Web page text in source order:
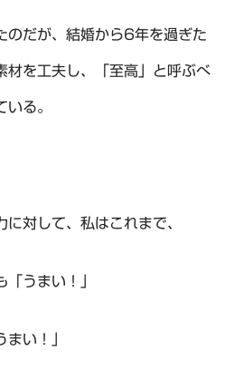
のだが、結婚から6年を過ぎた
材を工夫し、「至高」と呼ぶべ
る。
対して、私はこれまで、
「うまい！」
まい！」